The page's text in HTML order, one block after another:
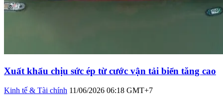
Xuất khẩu chịu sức ép từ cước vận tải biển tăng cao
Kinh tế & Tài chính 11/06/2026 06:18 GMT+7